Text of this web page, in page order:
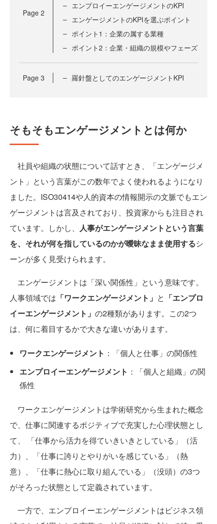
Page 2
エンプロイーエンゲージメントのKPI
エンゲージメントのKPIを選ぶポイント
ポイント1：企業の属する業種
ポイント2：企業・組織の規模やフェーズ
Page 3 羅針盤としてのエンゲージメントKPI
そもそもエンゲージメントとは何か
社員や組織の状態について話すとき、「エンゲージメ
ント」という言葉がこの数年でよく使われるようになり
ました。ISO30414や人的資本の情報開示の文脈でもエン
ゲージメントは言及されており、投資家からも注目され
ています。しかし、 人事がエンゲージメントという言葉
を、それが何を指しているのかが曖昧なまま使用するシ
ーンが多く見受けられます。
エンゲージメントは「深い関係性」という意味です。
人事領域では 「ワークエンゲージメント」 と 「エンプロ
イーエンゲージメント」 の2種類があります。この2つ
は、何に着目するかで大きな違いがあります。
ワークエンゲージメント ：「個人と仕事」の関係性
エンプロイーエンゲージメント ：「個人と組織」の関
係性
ワークエンゲージメントは学術研究から生まれた概念
で、仕事に関連するポジティブで充実した心理状態とし
て、 「仕事から活力を得ていきいきとしている」（活
力）、「仕事に誇りとやりがいを感じている」（熱
意）、「仕事に熱心に取り組んでいる」（没頭）の3つ
がそろった状態として定義されています。
一方で、エンプロイーエンゲージメントはビジネス領